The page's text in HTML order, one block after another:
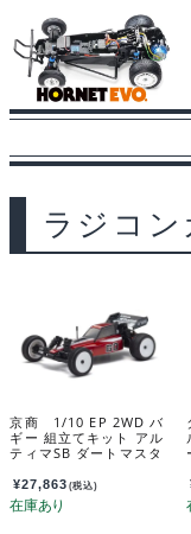
ラジコン
京商 1/10 EP 2WD バ
ギー 組立てキット アル
ティマSB ダートマスタ
¥27,863 (税込)